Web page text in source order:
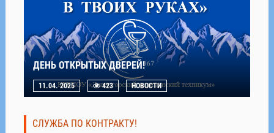
ДЕНЬ ОТКРЫТЫХ ДВЕРЕЙ!
11.04. 2025 423 НОВОСТИ
СЛУЖБА ПО КОНТРАКТУ!